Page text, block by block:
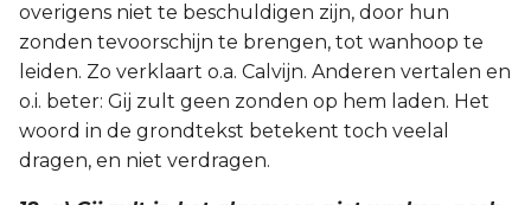
overigens niet te beschuldigen zijn, door hun
zonden tevoorschijn te brengen, tot wanhoop te
leiden. Zo verklaart o.a. Calvijn. Anderen vertalen en
o.i. beter: Gij zult geen zonden op hem laden. Het
woord in de grondtekst betekent toch veelal
dragen, en niet verdragen.